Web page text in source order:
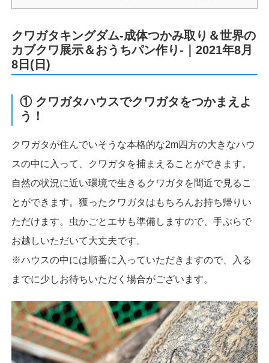
クワガタキングダム-成体つかみ取り＆世界の
カブクワ展示＆おうちパン作り-｜2021年8月
8日(日)
① クワガタハウスでクワガタをつかまえよ
う！
クワガタが住んでいそうな本格的な2m四方の大きなハウ
スの中に入って、クワガタを捕まえることができます。
自然の状況に近い環境で生きるクワガタを間近で見るこ
とができます。獲ったクワガタはもちろんお持ち帰りい
ただけます。虫かごとエサも準備しますので、手ぶらで
お越しいただいて大丈夫です。
※ハウスの中には順番に入っていただきますので、入る
までに少しお待ちいただく場合がございます。